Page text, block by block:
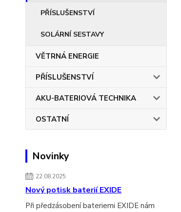
PŘÍSLUŠENSTVÍ
SOLÁRNÍ SESTAVY
VĚTRNÁ ENERGIE
PŘÍSLUŠENSTVÍ
AKU-BATERIOVÁ TECHNIKA
OSTATNÍ
Novinky
22.08.2025
Nový potisk baterií EXIDE
Při předzásobení bateriemi EXIDE nám